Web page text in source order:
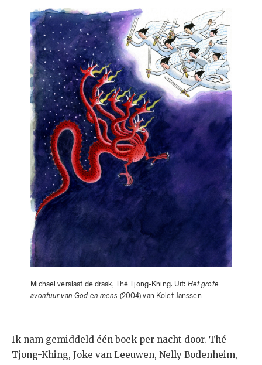
Michaël verslaat de draak, Thé Tjong-Khing. Uit: Het grote
avontuur van God en mens (2004) van Kolet Janssen
Ik nam gemiddeld één boek per nacht door. Thé
Tjong-Khing, Joke van Leeuwen, Nelly Bodenheim,